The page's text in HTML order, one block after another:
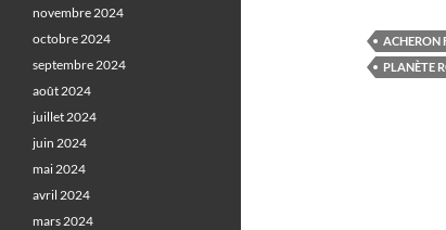
ACHERON
PLANÈTE
novembre 2024
octobre 2024
septembre 2024
août 2024
juillet 2024
juin 2024
mai 2024
avril 2024
mars 2024